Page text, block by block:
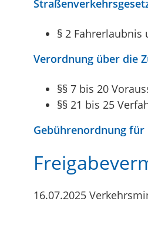
§ 2 Fahrerlaubnis
Verordnung über die
§§ 7 bis 20
§§ 21 bis 25
Gebührenordnung für
16.07.2025